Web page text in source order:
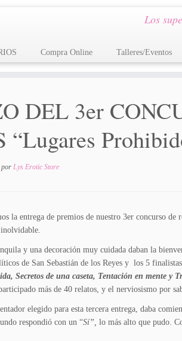
Los
Compra Online Talleres/Eventos
DEL 3er
“Lugares
por Lys Erotic Store
la entrega de premios de nuestro 3er concurso
inolvidable.
y una decoración muy cuidada daban la
de San Sebastián de los Reyes y los 5
Secretos de una caseta, Tentación en mente y
más de 40 relatos, y el nerviosismo por
elegido para esta tercera entrega, daba
respondió con un “Sí”, lo más alto que pudo.